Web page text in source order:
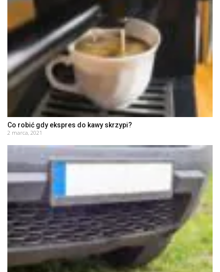
Co robić gdy ekspres do kawy skrzypi?
2 marca, 2021